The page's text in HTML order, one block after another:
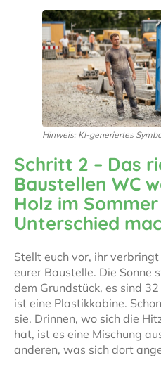
Hinweis: KI-generiertes
Schritt 2 – Das
Baustellen WC
Holz im
Unterschied
Stellt euch vor, ihr
eurer Baustelle. Die Sonne
dem Grundstück, es sind
ist eine Plastikkabine.
sie. Drinnen, wo sich die
hat, ist es eine Mischung
anderen, was sich dort